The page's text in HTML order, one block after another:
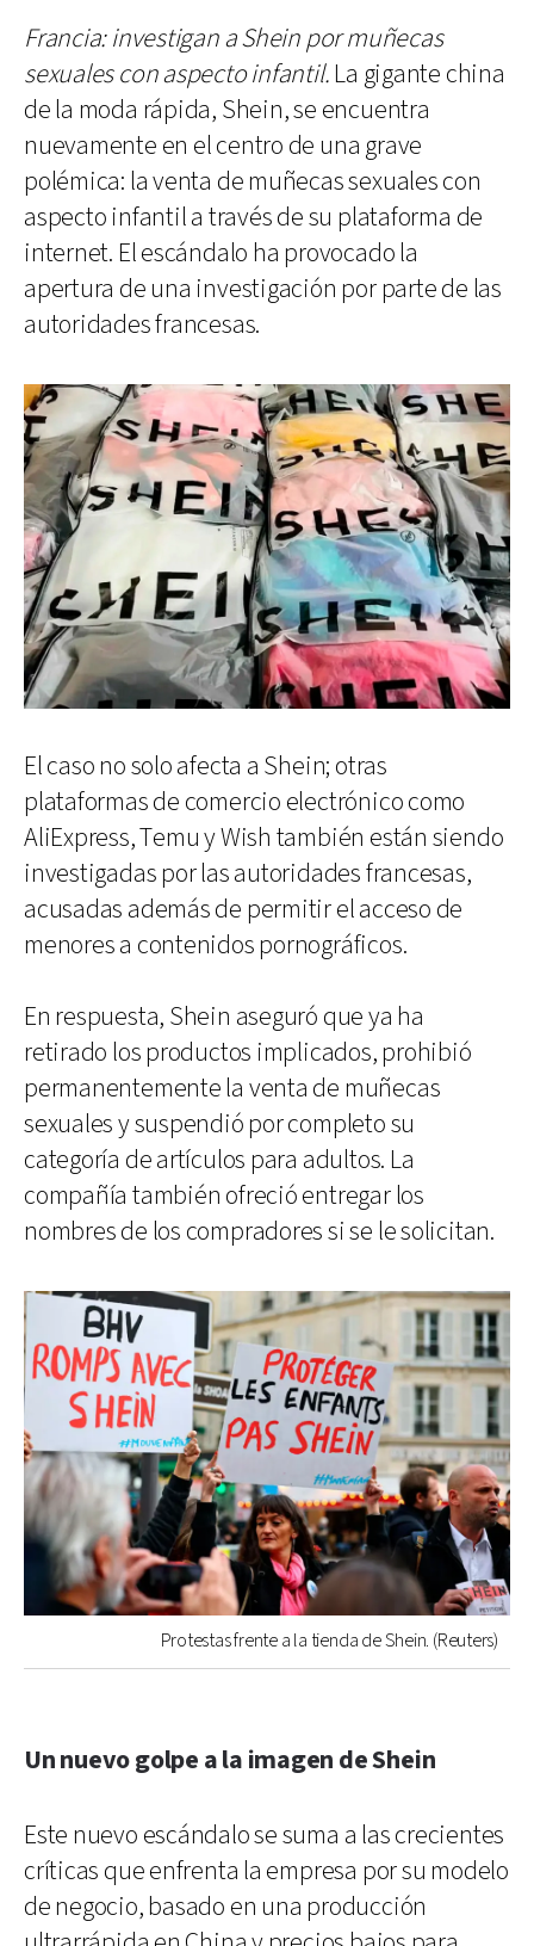
Francia: investigan a Shein por muñecas
sexuales con aspecto infantil.La gigante china
de la moda rápida, Shein, se encuentra
nuevamente en el centro de una grave
polémica: la venta de muñecas sexuales con
aspecto infantil a través de su plataforma de
internet. El escándalo ha provocado la
apertura de una investigación por parte de las
autoridades francesas.
El caso no solo afecta a Shein; otras
plataformas de comercio electrónico como
AliExpress, Temu y Wish también están siendo
investigadas por las autoridades francesas,
acusadas además de permitir el acceso de
menores a contenidos pornográficos.
En respuesta, Shein aseguró que ya ha
retirado los productos implicados, prohibió
permanentemente la venta de muñecas
sexuales y suspendió por completo su
categoría de artículos para adultos. La
compañía también ofreció entregar los
nombres de los compradores si se le solicitan.
Protestas frente a la tienda de Shein. (Reuters)
Un nuevo golpe a la imagen de Shein
Este nuevo escándalo se suma a las crecientes
críticas que enfrenta la empresa por su modelo
de negocio, basado en una producción